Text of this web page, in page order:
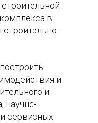
в
и
и
научно-
сервисных